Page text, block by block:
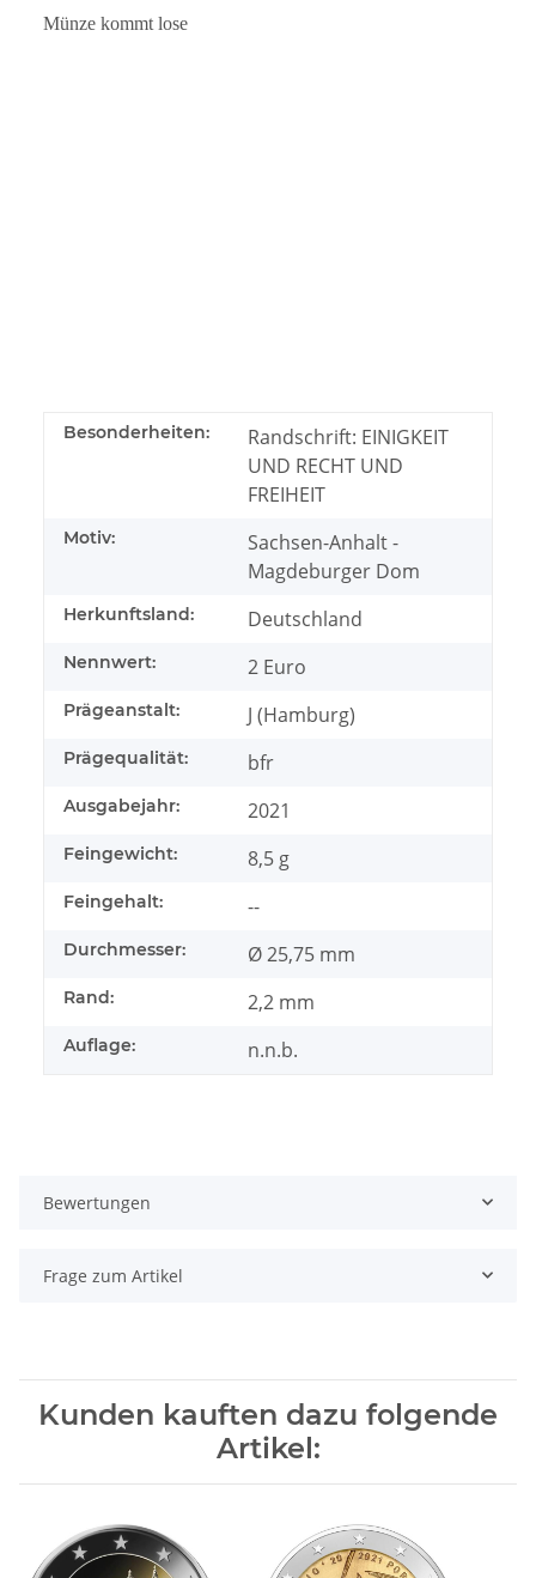
Münze kommt lose
Besonderheiten:
Randschrift: EINIGKEIT
UND RECHT UND
FREIHEIT
Motiv:
Sachsen-Anhalt -
Magdeburger Dom
Herkunftsland: Deutschland
Nennwert: 2 Euro
Prägeanstalt: J (Hamburg)
Prägequalität: bfr
Ausgabejahr: 2021
Feingewicht: 8,5 g
Feingehalt: --
Durchmesser: Ø 25,75 mm
Rand: 2,2 mm
Auflage: n.n.b.
Bewertungen
Frage zum Artikel
Kunden kauften dazu folgende
Artikel: